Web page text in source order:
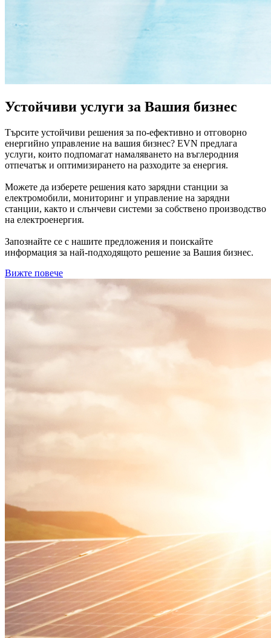
Устойчиви услуги за Вашия бизнес
Търсите устойчиви решения за по-ефективно и отговорно
енергийно управление на вашия бизнес? EVN предлага
услуги, които подпомагат намаляването на въглеродния
отпечатък и оптимизирането на разходите за енергия.
Можете да изберете решения като зарядни станции за
електромобили, мониторинг и управление на зарядни
станции, както и слънчеви системи за собствено производство
на електроенергия.
Запознайте се с нашите предложения и поискайте
информация за най-подходящото решение за Вашия бизнес.
Вижте повече